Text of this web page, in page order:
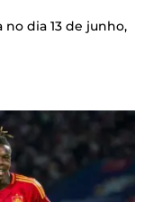
no dia 13 de junho,